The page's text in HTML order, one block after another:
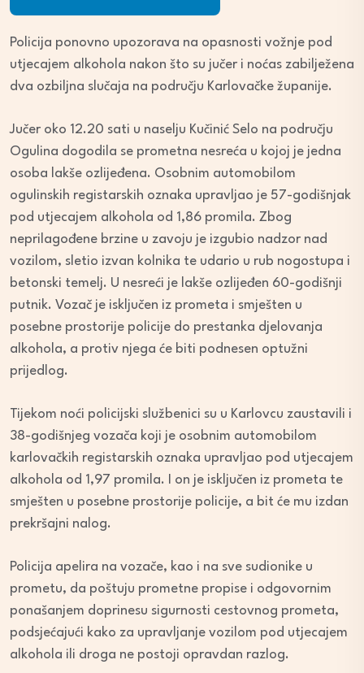
Policija ponovno upozorava na opasnosti vožnje pod
utjecajem alkohola nakon što su jučer i noćas zabilježena
dva ozbiljna slučaja na području Karlovačke županije.
Jučer oko 12.20 sati u naselju Kučinić Selo na području
Ogulina dogodila se prometna nesreća u kojoj je jedna
osoba lakše ozlijeđena. Osobnim automobilom
ogulinskih registarskih oznaka upravljao je 57-godišnjak
pod utjecajem alkohola od 1,86 promila. Zbog
neprilagođene brzine u zavoju je izgubio nadzor nad
vozilom, sletio izvan kolnika te udario u rub nogostupa i
betonski temelj. U nesreći je lakše ozlijeđen 60-godišnji
putnik. Vozač je isključen iz prometa i smješten u
posebne prostorije policije do prestanka djelovanja
alkohola, a protiv njega će biti podnesen optužni
prijedlog.
Tijekom noći policijski službenici su u Karlovcu zaustavili i
38-godišnjeg vozača koji je osobnim automobilom
karlovačkih registarskih oznaka upravljao pod utjecajem
alkohola od 1,97 promila. I on je isključen iz prometa te
smješten u posebne prostorije policije, a bit će mu izdan
prekršajni nalog.
Policija apelira na vozače, kao i na sve sudionike u
prometu, da poštuju prometne propise i odgovornim
ponašanjem doprinesu sigurnosti cestovnog prometa,
podsjećajući kako za upravljanje vozilom pod utjecajem
alkohola ili droga ne postoji opravdan razlog.